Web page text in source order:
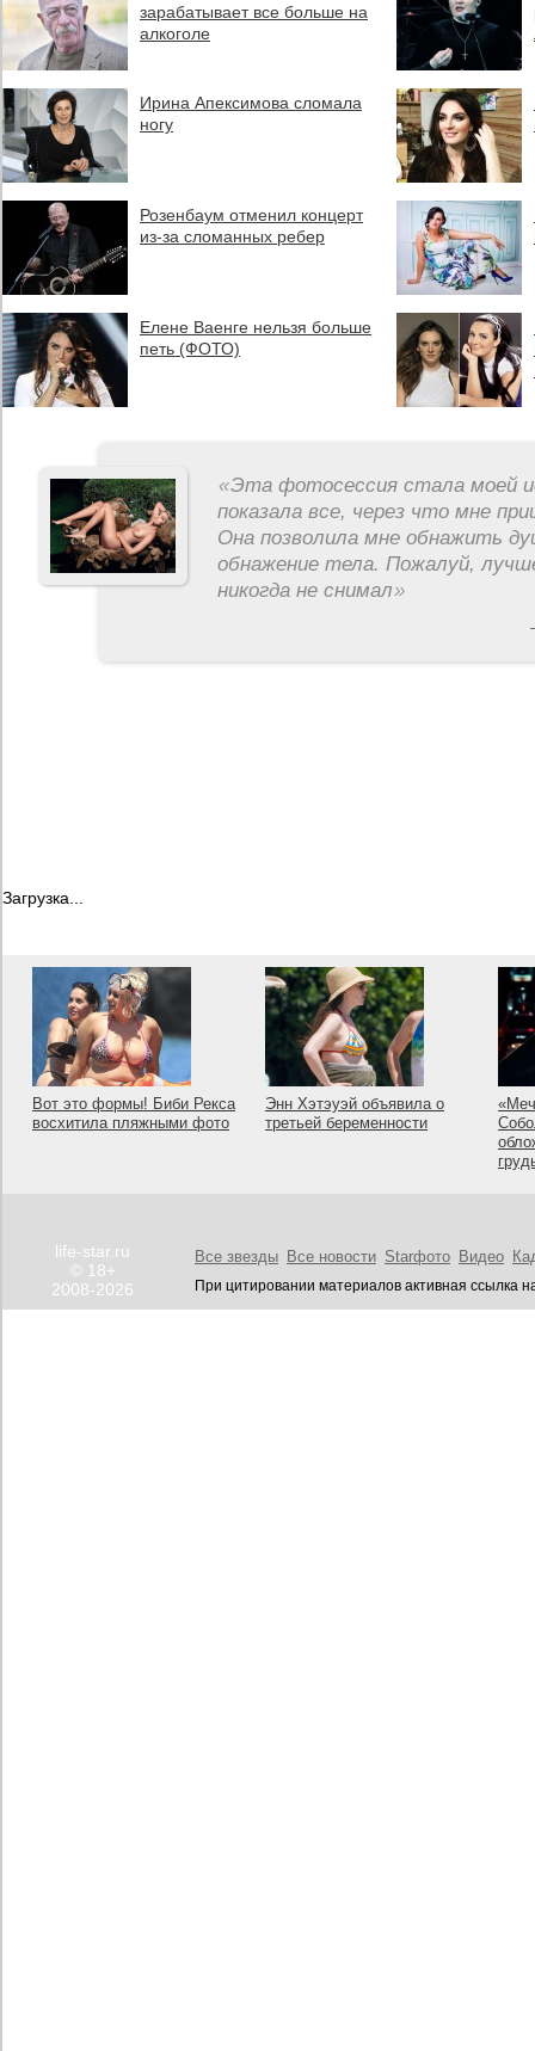
зарабатывает все больше на
алкоголе
Ирина Апексимова сломала
ногу
Розенбаум отменил концерт
из-за сломанных ребер
Елене Ваенге нельзя больше
петь (ФОТО)
«Эта фотосессия стала моей
показала все, через что мне
Она позволила мне обнажить
обнажение тела. Пожалуй,
никогда не снимал»
Загрузка...
Вот это формы! Биби Рекса
восхитила пляжными фото
Энн Хэтэуэй объявила о
третьей беременности
life-star.ru
© 18+
2008-2026
Все звезды Все новости Starфото Видео
При цитировании материалов активная ссылка